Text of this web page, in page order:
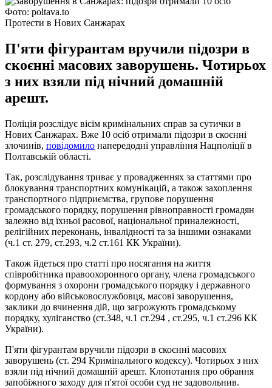
Фото: poltava.to
Протести в Нових Санжарах
П'яти фігурантам вручили підозри в
скоєнні масових заворушень. Чотирьох
з них взяли під нічний домашній
арешт.
Поліція розслідує вісім кримінальних справ за сутички в
Нових Санжарах. Вже 10 осіб отримали підозри в скоєнні
злочинів, повідомило напередодні управління Нацполіції в
Полтавській області.
Так, розслідування триває у провадженнях за статтями про
блокування транспортних комунікацій, а також захоплення
транспортного підприємства, групове порушення
громадського порядку, порушення рівноправності громадян
залежно від їхньої расової, національної приналежності,
релігійних переконань, інвалідності та за іншими ознаками
(ч.1 ст. 279, ст.293, ч.2 ст.161 КК України).
Також йдеться про статті про посягання на життя
співробітника правоохоронного органу, члена громадського
формування з охорони громадського порядку і державного
кордону або військовослужбовця, масові заворушення,
заклики до вчинення дій, що загрожують громадському
порядку, хуліганство (ст.348, ч.1 ст.294 , ст.295, ч.1 ст.296 КК
України).
П'яти фігурантам вручили підозри в скоєнні масових
заворушень (ст. 294 Кримінального кодексу). Чотирьох з них
взяли під нічний домашній арешт. Клопотання про обрання
запобіжного заходу для п'ятої особи суд не задовольнив.